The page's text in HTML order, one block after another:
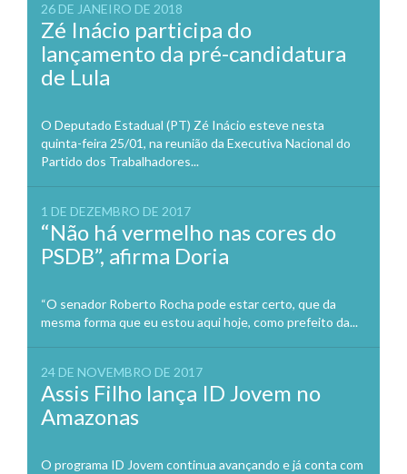
26 DE JANEIRO DE 2018
Zé Inácio participa do
lançamento da pré-candidatura
de Lula
O Deputado Estadual (PT) Zé Inácio esteve nesta
quinta-feira 25/01, na reunião da Executiva Nacional do
Partido dos Trabalhadores...
1 DE DEZEMBRO DE 2017
“Não há vermelho nas cores do
PSDB”, afirma Doria
“O senador Roberto Rocha pode estar certo, que da
mesma forma que eu estou aqui hoje, como prefeito da...
24 DE NOVEMBRO DE 2017
Assis Filho lança ID Jovem no
Amazonas
O programa ID Jovem continua avançando e já conta com